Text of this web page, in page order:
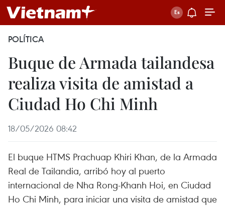
POLÍTICA
Buque de Armada tailandesa
realiza visita de amistad a
Ciudad Ho Chi Minh
18/05/2026 08:42
El buque HTMS Prachuap Khiri Khan, de la Armada
Real de Tailandia, arribó hoy al puerto
internacional de Nha Rong-Khanh Hoi, en Ciudad
Ho Chi Minh, para iniciar una visita de amistad que